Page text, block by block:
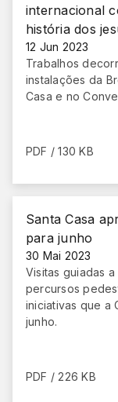
internacional
história dos
12 Jun 2023
Trabalhos
instalações da
Casa e no
PDF / 130 KB
Santa Casa
para junho
30 Mai 2023
Visitas guiadas
percursos
iniciativas que a
junho.
PDF / 226 KB